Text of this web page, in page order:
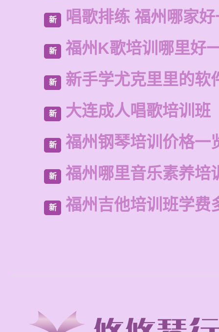
新 唱歌排练 福州哪家
新 福州K歌培训哪里好
新 新手学尤克里里的软
新 大连成人唱歌培训班
新 福州钢琴培训价格一
新 福州哪里音乐素养培
新 福州吉他培训班学费